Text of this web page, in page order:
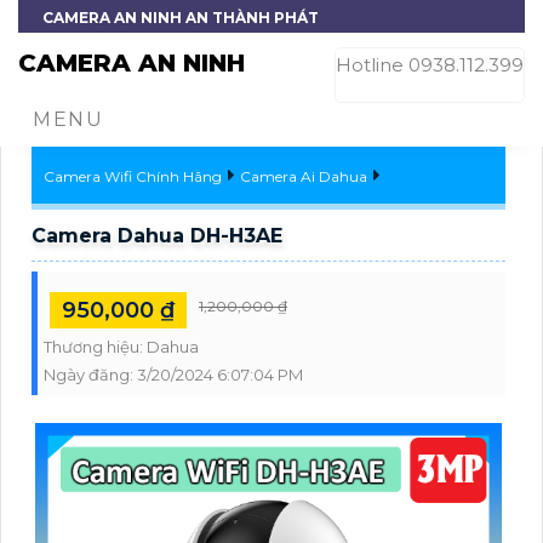
CAMERA AN NINH AN THÀNH PHÁT
CAMERA AN NINH Hotline 0938.112.399
MENU
Camera Wifi Chính Hãng Camera Ai Dahua
Camera Dahua DH-H3AE
950,000 ₫ 1,200,000 ₫
Thương hiệu: Dahua
Ngày đăng: 3/20/2024 6:07:04 PM